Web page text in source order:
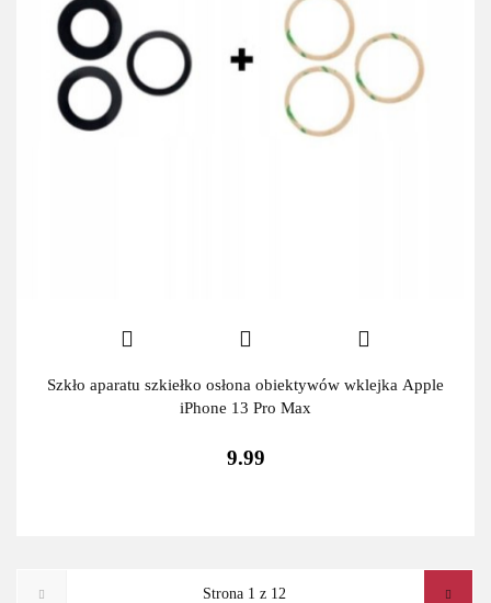
Szkło aparatu szkiełko osłona obiektywów wklejka Apple
iPhone 13 Pro Max
9.99